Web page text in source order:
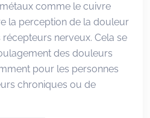
comme le cuivre
la perception de la douleur
nerveux. Cela se
des douleurs
pour les personnes
chroniques ou de